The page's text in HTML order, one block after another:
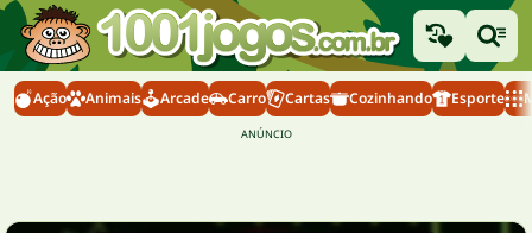
Ação Animais Arcade Carro Cartas Cozinhando Esporte